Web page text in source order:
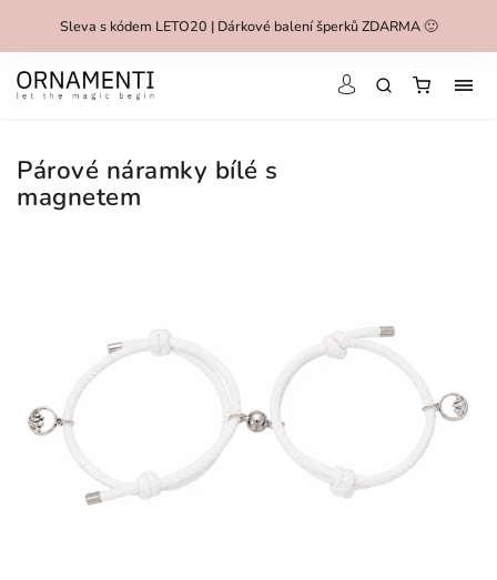
Sleva s kódem LETO20 | Dárkové balení šperků ZDARMA 🙂
Párové náramky bílé s
magnetem